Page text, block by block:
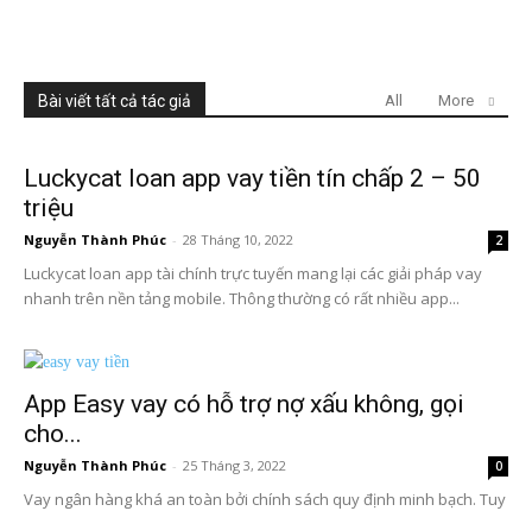
Bài viết tất cả tác giả All More
Luckycat loan app vay tiền tín chấp 2 – 50
triệu
Nguyễn Thành Phúc - 28 Tháng 10, 2022 2
Luckycat loan app tài chính trực tuyến mang lại các giải pháp vay
nhanh trên nền tảng mobile. Thông thường có rất nhiều app...
App Easy vay có hỗ trợ nợ xấu không, gọi
cho...
Nguyễn Thành Phúc - 25 Tháng 3, 2022 0
Vay ngân hàng khá an toàn bởi chính sách quy định minh bạch. Tuy